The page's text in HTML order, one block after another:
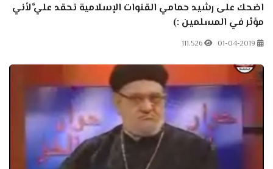
اضحك على رشيد حمامي القنوات الإسلامية تحقد عليَّ لأني
مؤثر في المسلمين :)
01-04-2019
111.526